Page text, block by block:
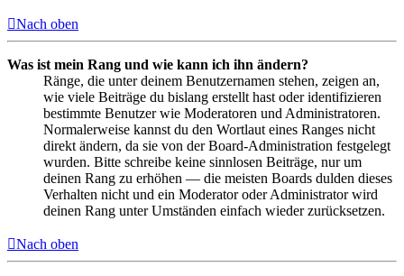
Nach oben
Was ist mein Rang und wie kann ich ihn ändern?
Ränge, die unter deinem Benutzernamen stehen, zeigen an,
wie viele Beiträge du bislang erstellt hast oder identifizieren
bestimmte Benutzer wie Moderatoren und Administratoren.
Normalerweise kannst du den Wortlaut eines Ranges nicht
direkt ändern, da sie von der Board-Administration festgelegt
wurden. Bitte schreibe keine sinnlosen Beiträge, nur um
deinen Rang zu erhöhen — die meisten Boards dulden dieses
Verhalten nicht und ein Moderator oder Administrator wird
deinen Rang unter Umständen einfach wieder zurücksetzen.
Nach oben